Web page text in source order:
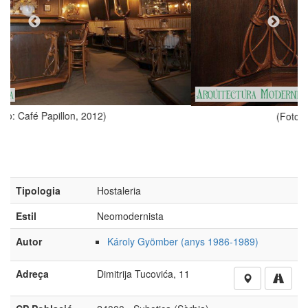
Tipologia
Hostaleria
Estil
Neomodernista
Autor
Károly Gyömber (anys 1986-1989)
Adreça Dimitrija Tucovića, 11